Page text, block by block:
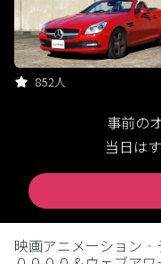
852人
事前の
当日は
映画アニメーション